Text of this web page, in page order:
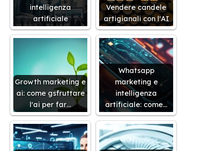
intelligenza
artificiale
Vendere candele
artigianali con l'AI
Growth marketing e
ai: come gsfruttare
l'ai per far…
Whatsapp
marketing e
intelligenza
artificiale: come…